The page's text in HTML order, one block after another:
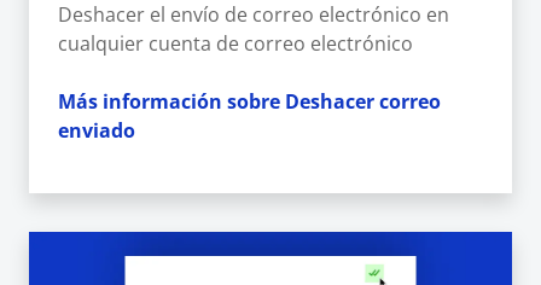
Deshacer el envío de correo electrónico en
cualquier cuenta de correo electrónico
Más información sobre Deshacer correo
enviado